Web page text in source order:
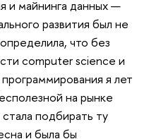
и майнинга данных —
развития был не
что без
computer science и
я лет
на рынке
подбирать ту
и была бы